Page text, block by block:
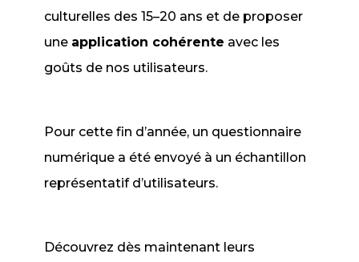
culturelles des 15–20 ans et de proposer
une application cohérente avec les
goûts de nos utilisateurs.
Pour cette fin d’année, un questionnaire
numérique a été envoyé à un échantillon
représentatif d’utilisateurs.
Découvrez dès maintenant leurs